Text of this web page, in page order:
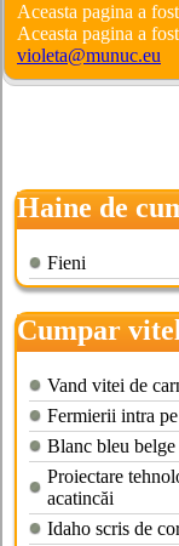
Aceasta pagina a
Aceasta pagina a
violeta@munuc.eu
Haine de
Fieni
Cumpar
romaneasca
Vand vitei de
Fermierii intra
Blanc bleu
Proiectare
acatincăi
Idaho scris de